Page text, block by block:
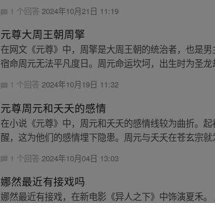
1 个回答2024年10月21日 11:19
元尊大周王朝周擎
在网文《元尊》中，周擎是大周王朝的统治者，也是
宿命周元无法平凡度日。周元命运坎坷，出生时为圣
1 个回答2024年10月19日 11:32
元尊周元和夭夭的感情
在小说《元尊》中，周元和夭夭的感情线较为曲折。
醒，这为他们的感情埋下隐患。周元与夭夭在苍玄宗
1 个回答 2024年10月04日 13:03
娜然最近有接戏吗
娜然最近有接戏，在新电影《异人之下》中饰演夏禾